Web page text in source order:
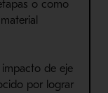
o como
de eje
por lograr